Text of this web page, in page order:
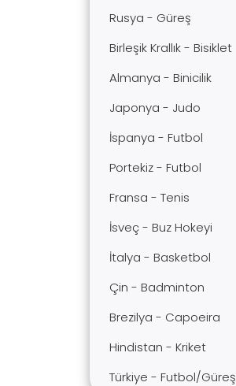
Rusya - Güreş
Birleşik Krallık - Bisiklet
Almanya - Binicilik
Japonya - Judo
İspanya - Futbol
Portekiz - Futbol
Fransa - Tenis
İsveç - Buz Hokeyi
İtalya - Basketbol
Çin - Badminton
Brezilya - Capoeira
Hindistan - Kriket
Türkiye - Futbol/Güreş